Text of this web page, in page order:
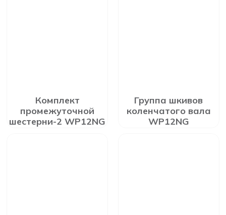
Комплект
промежуточной
шестерни-2 WP12NG
Группа шкивов
коленчатого вала
WP12NG